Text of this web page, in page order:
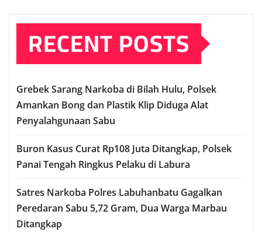
RECENT POSTS
Grebek Sarang Narkoba di Bilah Hulu, Polsek
Amankan Bong dan Plastik Klip Diduga Alat
Penyalahgunaan Sabu
Buron Kasus Curat Rp108 Juta Ditangkap, Polsek
Panai Tengah Ringkus Pelaku di Labura
Satres Narkoba Polres Labuhanbatu Gagalkan
Peredaran Sabu 5,72 Gram, Dua Warga Marbau
Ditangkap